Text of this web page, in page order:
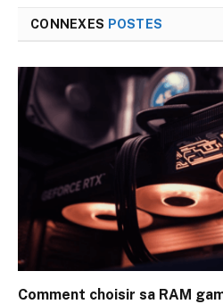
CONNEXES POSTES
Comment choisir sa RAM